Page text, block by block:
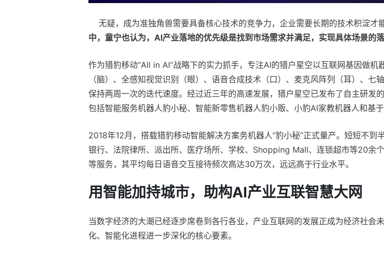
无疑，成为准独角兽需要具备核心技术的竞争力，企业需要长期的技术积淀才
中，童宁也认为，AI产业落地的优先级是找到市场需求并满足，实现具体场景的落
作为猎豹移动“All in AI”战略下的实力抓手，专注AI的猎户星空以互联网基因做
（脑）、全感知视觉识别（眼）、语音合成技术（口）、麦克风阵列（耳）、
保持两周一次的迭代速度。经过近三年的高速发展，猎户星空已发布了自主研发
包括智能服务机器人豹小秘、智能新零售机器人豹小贩、小豹AI家教机器人和基
2018年12月，搭载猎豹移动智能解决方案务机器人“豹小秘”正式量产。短短不到
银行、法院律所、派出所、医疗场所、学校、Shopping Mall、连锁超市等20余
等服务，其平均每日语音交互接待频次高达30万次，远远高于行业水平。
用智能加持城市，助构AI产业互联智慧大网
当数字经济的大潮已经逐步席卷到各行各业，产业互联网的发展正成为经济社会
化、智能化进程进一步深化的核心要素。